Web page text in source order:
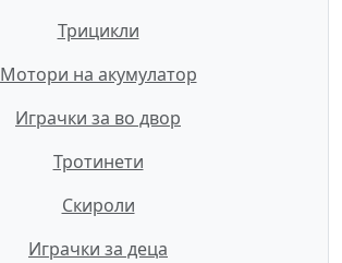
Трицикли
Мотори на акумулатор
Играчки за во двор
Тротинети
Скироли
Играчки за деца